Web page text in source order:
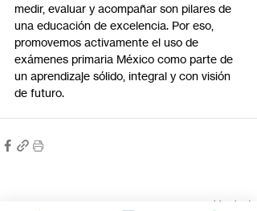
medir, evaluar y acompañar son pilares de
una educación de excelencia. Por eso,
promovemos activamente el uso de
exámenes primaria México como parte de
un aprendizaje sólido, integral y con visión
de futuro.
Entradas recientes Ver todo